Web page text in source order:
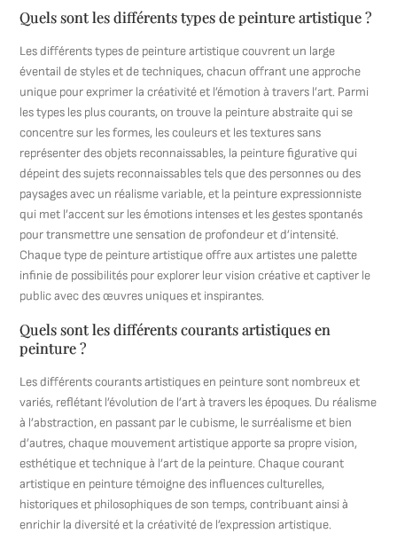
Quels sont les différents types de peinture artistique ?
Les différents types de peinture artistique couvrent un large
éventail de styles et de techniques, chacun offrant une approche
unique pour exprimer la créativité et l’émotion à travers l’art. Parmi
les types les plus courants, on trouve la peinture abstraite qui se
concentre sur les formes, les couleurs et les textures sans
représenter des objets reconnaissables, la peinture figurative qui
dépeint des sujets reconnaissables tels que des personnes ou des
paysages avec un réalisme variable, et la peinture expressionniste
qui met l’accent sur les émotions intenses et les gestes spontanés
pour transmettre une sensation de profondeur et d’intensité.
Chaque type de peinture artistique offre aux artistes une palette
infinie de possibilités pour explorer leur vision créative et captiver le
public avec des œuvres uniques et inspirantes.
Quels sont les différents courants artistiques en
peinture ?
Les différents courants artistiques en peinture sont nombreux et
variés, reflétant l’évolution de l’art à travers les époques. Du réalisme
à l’abstraction, en passant par le cubisme, le surréalisme et bien
d’autres, chaque mouvement artistique apporte sa propre vision,
esthétique et technique à l’art de la peinture. Chaque courant
artistique en peinture témoigne des influences culturelles,
historiques et philosophiques de son temps, contribuant ainsi à
enrichir la diversité et la créativité de l’expression artistique.